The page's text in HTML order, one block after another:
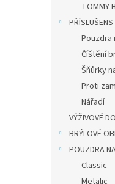
TOMMY
Pouzdra
Číštění
Šňůrky
Proti
Nářadí
VÝŽIVOVÉ
BRÝLOVÉ
POUZDRA
Classic
Metalic